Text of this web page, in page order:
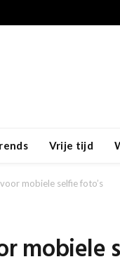
Vrije tijd
mobiele selfie foto’s
mobiele